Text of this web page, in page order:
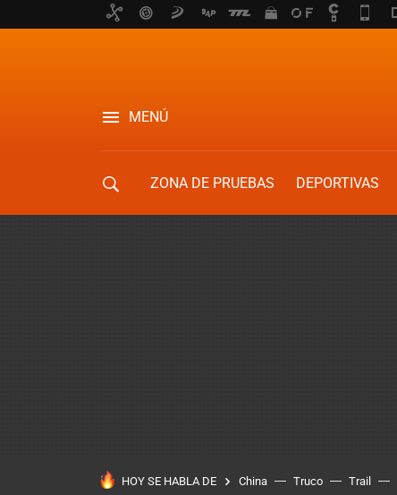
MENÚ
ZONA DE PRUEBAS DEPORTIVAS
HOY SE HABLA DE China Truco Trail